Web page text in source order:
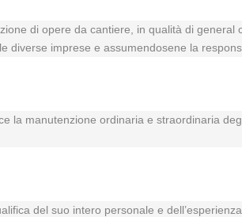
di opere da cantiere, in qualità di
diverse imprese e assumendosene la
la manutenzione ordinaria e straordinaria
del suo intero personale e